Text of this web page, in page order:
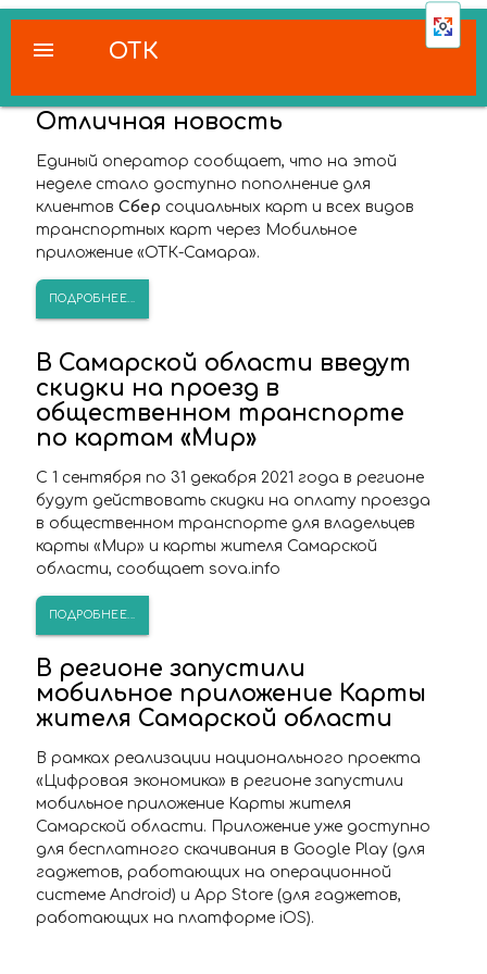
ОТК
menu
Отличная новость
Единый оператор сообщает, что на этой
неделе стало доступно пополнение для
клиентов Сбер социальных карт и всех видов
транспортных карт через Мобильное
приложение «ОТК-Самара».
ПОДРОБНЕЕ...
В Самарской области введут
скидки на проезд в
общественном транспорте
по картам «Мир»
С 1 сентября по 31 декабря 2021 года в регионе
будут действовать скидки на оплату проезда
в общественном транспорте для владельцев
карты «Мир» и карты жителя Самарской
области, сообщает sova.info
ПОДРОБНЕЕ...
В регионе запустили
мобильное приложение Карты
жителя Самарской области
В рамках реализации национального проекта
«Цифровая экономика» в регионе запустили
мобильное приложение Карты жителя
Самарской области. Приложение уже доступно
для бесплатного скачивания в Google Play (для
гаджетов, работающих на операционной
системе Android) и App Store (для гаджетов,
работающих на платформе iOS).